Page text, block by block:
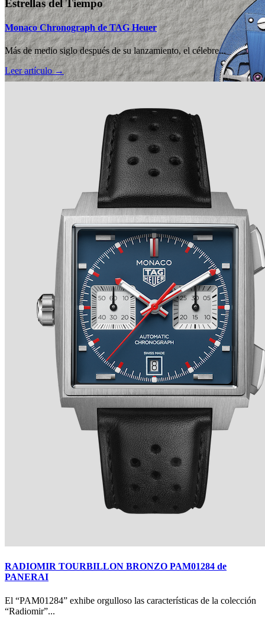
TRADITION SECONDE RÉTROGRADE 7037 de
Estrellas del Tiempo
Monaco Chronograph de TAG Heuer
Más de medio siglo después de su lanzamiento, el célebre...
Leer artículo →
RADIOMIR TOURBILLON BRONZO PAM01284 de
PANERAI
El “PAM01284” exhibe orgulloso las características de la colección
“Radiomir”...